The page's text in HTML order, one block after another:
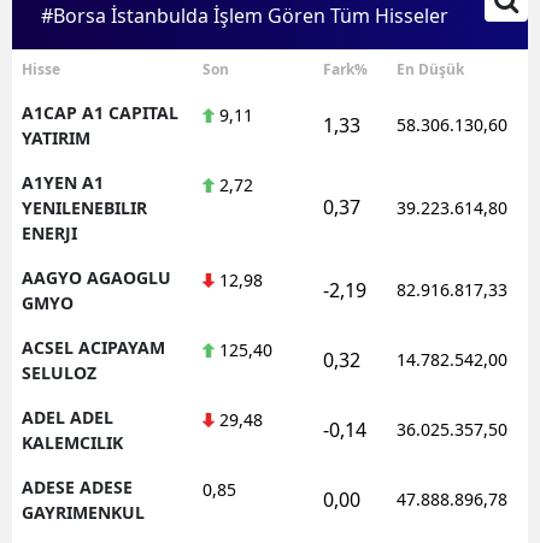
#Borsa İstanbulda İşlem Gören Tüm Hisseler
Hisse Son Fark% En Düşük
A1CAP A1 CAPITAL
YATIRIM
9,11 1,33 58.306.130,60
A1YEN A1
YENILENEBILIR
ENERJI
2,72
0,37 39.223.614,80
AAGYO AGAOGLU
GMYO
12,98 -2,19 82.916.817,33
ACSEL ACIPAYAM
SELULOZ
125,40 0,32 14.782.542,00
ADEL ADEL
KALEMCILIK
29,48 -0,14 36.025.357,50
ADESE ADESE
GAYRIMENKUL
0,85 0,00 47.888.896,78